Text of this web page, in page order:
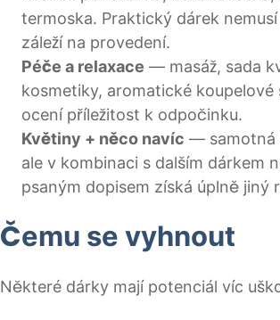
termoska. Praktický dárek
záleží na provedení.
Péče a relaxace — masáž, sada
kosmetiky, aromatické koupelové
ocení příležitost k odpočinku.
Květiny + něco navíc — samotná
ale v kombinaci s dalším dárkem
psaným dopisem získá úplně jiný
Čemu se vyhnout
Některé dárky mají potenciál víc